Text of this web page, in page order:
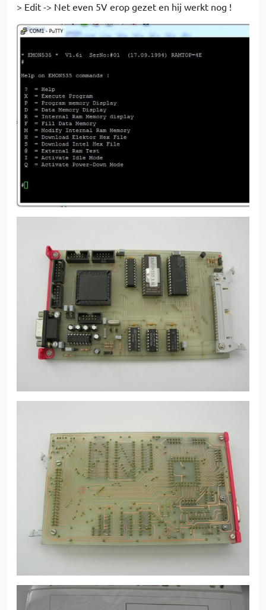
> Edit -> Net even 5V erop gezet en hij werkt nog !